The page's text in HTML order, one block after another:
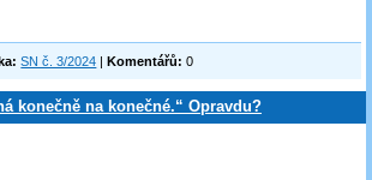
SN č. 3/2024 |Komentářů: 0
konečně na konečné.“ Opravdu?